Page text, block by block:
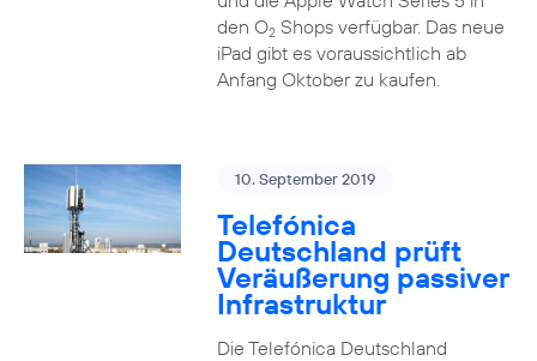
den O2Shops verfügbar. Das neue
iPad gibt es voraussichtlich ab
Anfang Oktober zu kaufen.
10. September 2019
Telefónica
Deutschland prüft
Veräußerung passiver
Infrastruktur
Die Telefónica Deutschland